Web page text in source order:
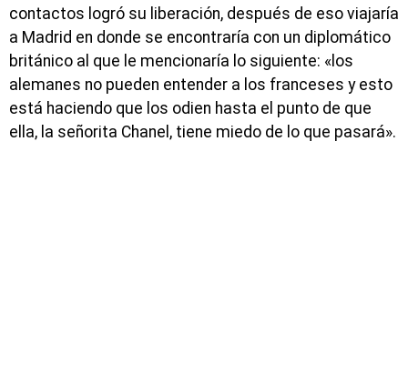
contactos logró su liberación, después de eso viajaría
a Madrid en donde se encontraría con un diplomático
británico al que le mencionaría lo siguiente: «los
alemanes no pueden entender a los franceses y esto
está haciendo que los odien hasta el punto de que
ella, la señorita Chanel, tiene miedo de lo que pasará».